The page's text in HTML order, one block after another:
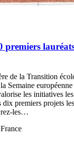
premiers
de la Transition
Semaine
les initiatives
premiers projets
les…